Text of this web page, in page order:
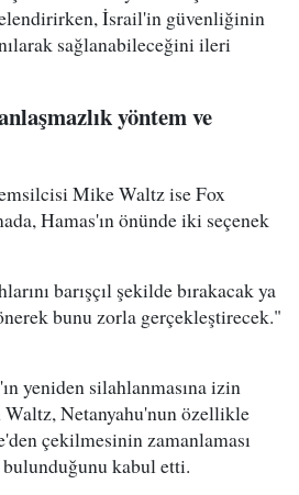
İsrail'in güvenliğinin
sağlanabileceğini ileri
yöntem ve
Mike Waltz ise Fox
Hamas'ın önünde iki seçenek
barışçıl şekilde bırakacak ya
bunu zorla gerçekleştirecek."
yeniden silahlanmasına izin
Netanyahu'nun özellikle
çekilmesinin zamanlaması
kabul etti.